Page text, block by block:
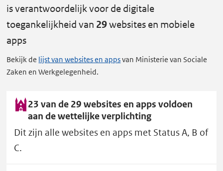
is verantwoordelijk voor de digitale
toegankelijkheid van 29websites en mobiele
apps
Bekijk de lijst van websites en appsvan Ministerie van Sociale
Zaken en Werkgelegenheid.
23 van de 29 websites en apps voldoen
aan de wettelijke verplichting
Dit zijn alle websites en apps met Status A, B of
C.